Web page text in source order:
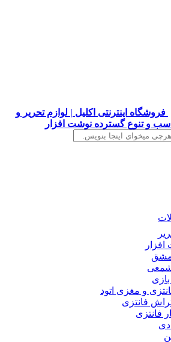
فروشگاه اینترنتی اکلیل | لوازم تحریر و
و تنوع گسترده نوشت افزار
مشق
شمعی
و مغزی اتود
فانتزی
فانتزی